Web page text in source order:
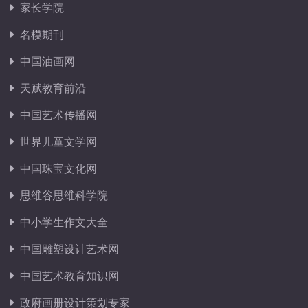
家长学院
名模期刊
中国油画网
天赋教育前沿
中国艺术传播网
世界儿童文学网
中国珠宝文化网
思维谷思维科学院
中小学生作文大全
中国雕塑设计艺术网
中国艺术教育知识网
政府画册设计策划专家